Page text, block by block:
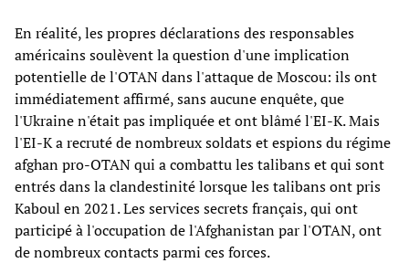
En réalité, les propres déclarations des responsables
américains soulèvent la question d'une implication
potentielle de l'OTAN dans l'attaque de Moscou: ils ont
immédiatement affirmé, sans aucune enquête, que
l'Ukraine n'était pas impliquée et ont blâmé l'EI-K. Mais
l'EI-K a recruté de nombreux soldats et espions du régime
afghan pro-OTAN qui a combattu les talibans et qui sont
entrés dans la clandestinité lorsque les talibans ont pris
Kaboul en 2021. Les services secrets français, qui ont
participé à l'occupation de l'Afghanistan par l'OTAN, ont
de nombreux contacts parmi ces forces.